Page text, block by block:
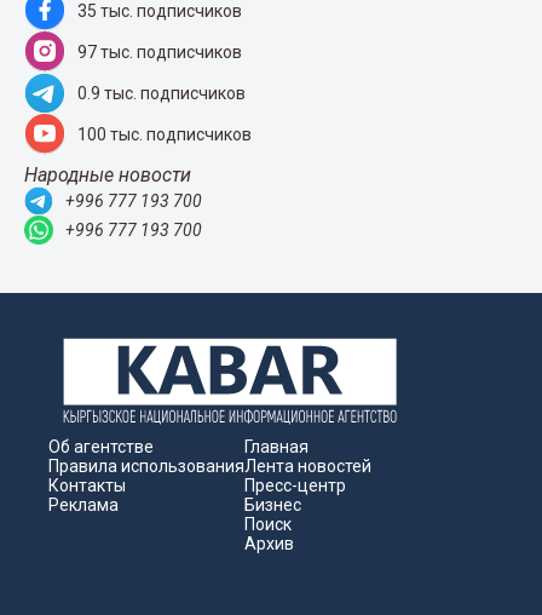
35 тыс. подписчиков
97 тыс. подписчиков
0.9 тыс. подписчиков
100 тыс. подписчиков
Народные новости
+996 777 193 700
+996 777 193 700
Об агентстве
Правила использования
Контакты
Реклама
Главная
Лента новостей
Пресс-центр
Бизнес
Поиск
Архив